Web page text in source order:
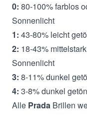
0: 80-100% farblos
Sonnenlicht
1: 43-80% leicht
2: 18-43%
Sonnenlicht
3: 8-11% dunkel
4: 3-8% dunkel
Alle Prada Brillen